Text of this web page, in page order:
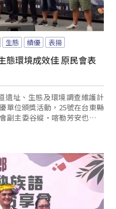
生態 績優 表揚
態環境成效佳 原民會表
遺址、生態及環境調查維護計
單位頒獎活動，25號在台東縣
副主委谷縱·喀勒芳安也親自
關為部落文化遺蹟以及山林古